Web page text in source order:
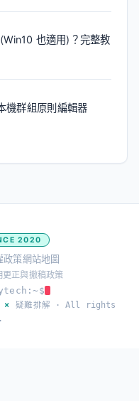
也適用)？完整教
機群組原則編輯器
2020
政策網站地圖
更正與撤稿政策
× 疑難排解 · All rights